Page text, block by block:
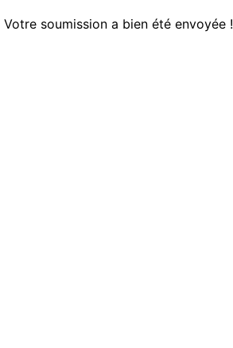
Votre soumission a bien été envoyée !